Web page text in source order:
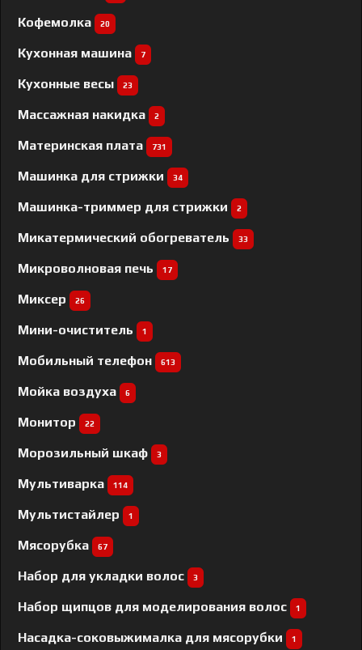
Кофемолка 20
Кухонная машина 7
Кухонные весы 23
Массажная накидка 2
Материнская плата 731
Машинка для стрижки 34
Машинка-триммер для стрижки 2
Микатермический обогреватель 33
Микроволновая печь 17
Миксер 26
Мини-очиститель 1
Мобильный телефон 613
Мойка воздуха 6
Монитор 22
Морозильный шкаф 3
Мультиварка 114
Мультистайлер 1
Мясорубка 67
Набор для укладки волос 3
Набор щипцов для моделирования волос 1
Насадка-соковыжималка для мясорубки 1